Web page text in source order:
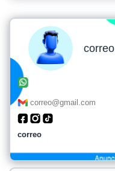
correo
correo@gmail.com
correo